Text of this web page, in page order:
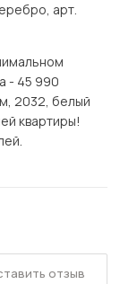
арт.
- 45 990
2032, белый
квартиры!
отзыв